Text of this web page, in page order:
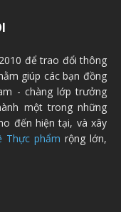
để trao đổi thông
giúp các bạn đồng
- chàng lớp trưởng
một trong những
đến hiện tại, và xây
Thực phẩm rộng lớn,